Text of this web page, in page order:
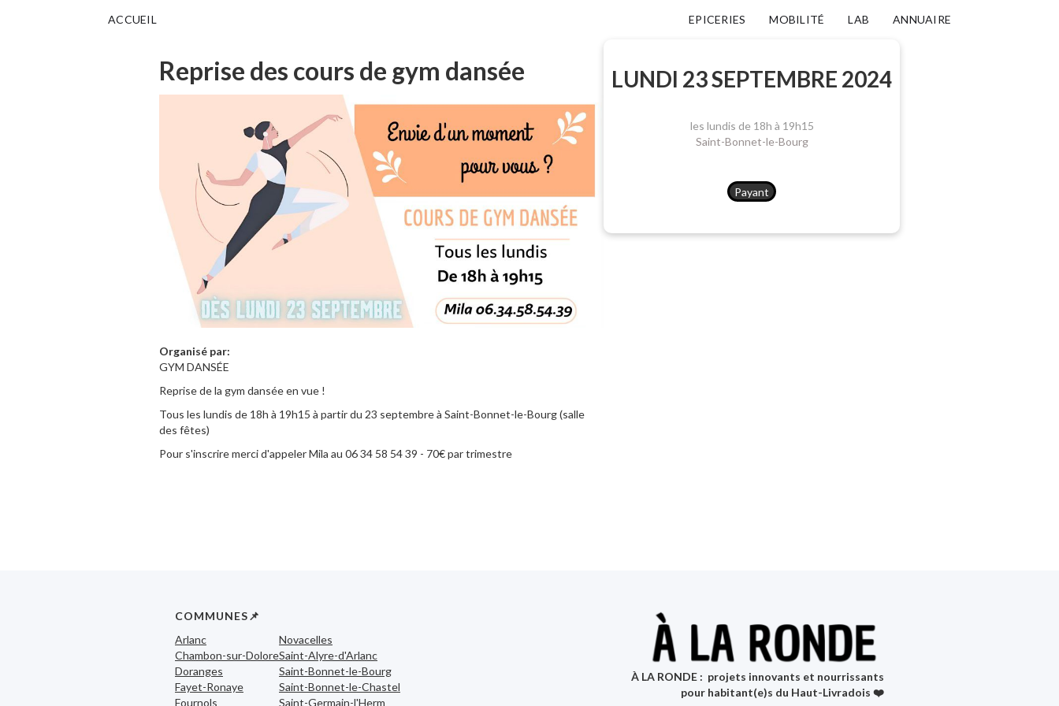
ACCUEIL EPICERIES MOBILITÉ LAB ANNUAIRE
Reprise des cours de gym dansée
Organisé par:
GYM DANSÉE
Reprise de la gym dansée en vue !
Tous les lundis de 18h à 19h15 à partir du 23 septembre à Saint-Bonnet-le-Bourg (salle
des fêtes)
Pour s'inscrire merci d'appeler Mila au 06 34 58 54 39 - 70€ par trimestre
LUNDI 23 SEPTEMBRE 2024
les lundis de 18h à 19h15
Saint-Bonnet-le-Bourg
Payant
COMMUNES📌
Arlanc
Chambon-sur-Dolore
Doranges
Fayet-Ronaye
Fournols
Novacelles
Saint-Alyre-d'Arlanc
Saint-Bonnet-le-Bourg
Saint-Bonnet-le-Chastel
Saint-Germain-l'Herm
À LA RONDE : projets innovants et nourrissants
pour habitant(e)s du Haut-Livradois ❤️